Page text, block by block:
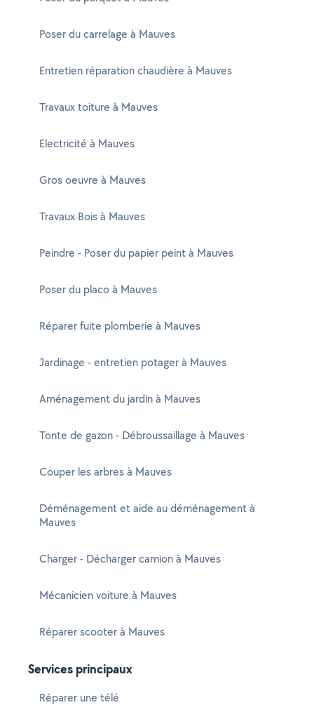
Poser du carrelage à Mauves
Entretien réparation chaudière à Mauves
Travaux toiture à Mauves
Electricité à Mauves
Gros oeuvre à Mauves
Travaux Bois à Mauves
Peindre - Poser du papier peint à Mauves
Poser du placo à Mauves
Réparer fuite plomberie à Mauves
Jardinage - entretien potager à Mauves
Aménagement du jardin à Mauves
Tonte de gazon - Débroussaillage à Mauves
Couper les arbres à Mauves
Déménagement et aide au déménagement à
Mauves
Charger - Décharger camion à Mauves
Mécanicien voiture à Mauves
Réparer scooter à Mauves
Services principaux
Réparer une télé